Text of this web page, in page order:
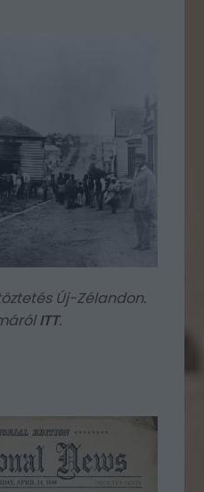
Új-Zélandon.
ITT.